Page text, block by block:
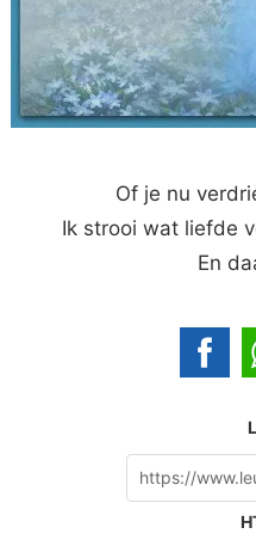
Of je nu
Ik strooi wat liefde
En